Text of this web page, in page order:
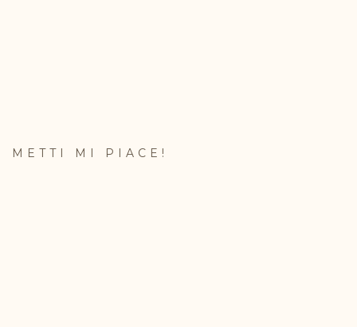
METTI MI PIACE!